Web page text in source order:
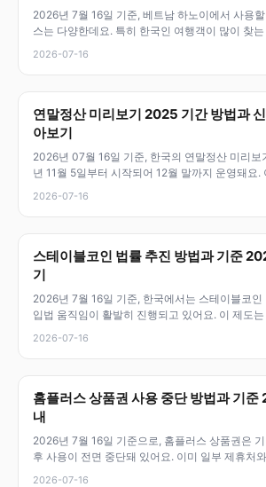
2026년 7월 16일 기준, 베트남 하노이에서 사용
스는 다양한데요. 특히 한국인 여행객이 많이 찾
2026-07-16
연말정산 미리보기 2025 기간 방법과
아보기
2026년 07월 16일 기준, 한국의 연말정산 미리
년 11월 5일부터 시작되어 12월 말까지 운영돼요.
2026-07-16
스테이블코인 법률 추진 방법과 기준
기
2026년 7월 16일 기준, 한국에서는 스테이블코
입법 움직임이 활발히 진행되고 있어요. 이 제도
2026-07-16
홈플러스 상품권 사용 중단 방법과 기
내
2026년 7월 16일 기준으로, 홈플러스 상품권은
후 사용이 전면 중단돼 있어요. 이미 일부 제휴처
2026-07-16